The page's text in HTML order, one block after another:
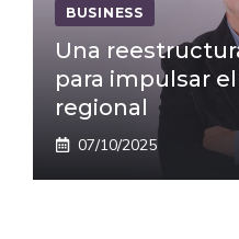
BUSINESS
Una
para impulsar
regional
07/10/2025